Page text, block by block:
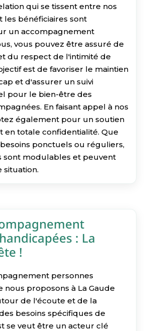
qui se tissent entre nos
les bénéficiaires sont
un accompagnement
vous pouvez être assuré de
du respect de l'intimité de
est de favoriser le maintien
et d'assurer un suivi
pour le bien-être des
En faisant appel à nos
également pour un soutien
en totale confidentialité. Que
ponctuels ou réguliers,
sont modulables et peuvent
situation.
: La
!
personnes
nous proposons à La Gaude
de l'écoute et de la
besoins spécifiques de
se veut être un acteur clé